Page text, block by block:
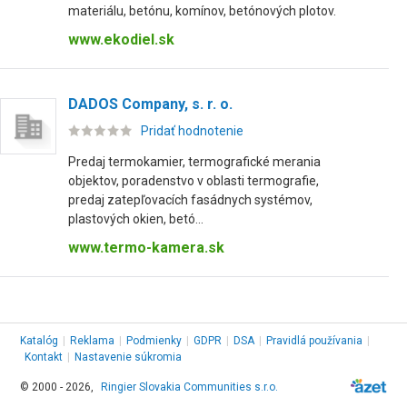
materiálu, betónu, komínov, betónových plotov.
www.ekodiel.sk
DADOS Company, s. r. o.
Pridať hodnotenie
Predaj termokamier, termografické merania
objektov, poradenstvo v oblasti termografie,
predaj zatepľovacích fasádnych systémov,
plastových okien, betó...
www.termo-kamera.sk
Katalóg Reklama Podmienky GDPR DSA Pravidlá používania
Kontakt
Nastavenie súkromia
© 2000 - 2026, Ringier Slovakia Communities s.r.o.